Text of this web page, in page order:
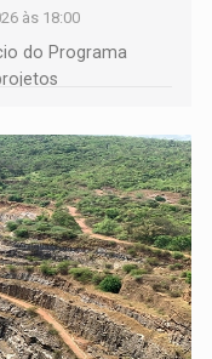
às 18:00
do Programa
feita até 1º de